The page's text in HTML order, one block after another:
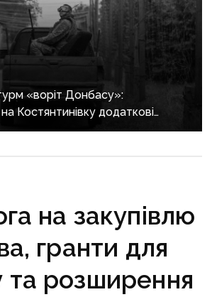
«воріт Донбасу»:
Костянтинівку додаткові
атаки тритонними
на закупівлю
гранти для
та розширення